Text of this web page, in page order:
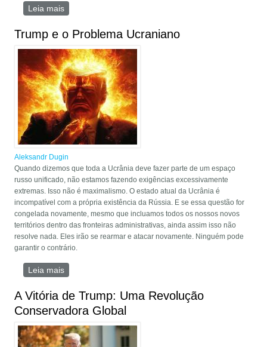
Leia mais
Trump e o Problema Ucraniano
Aleksandr Dugin
Quando dizemos que toda a Ucrânia deve fazer parte de um espaço
russo unificado, não estamos fazendo exigências excessivamente
extremas. Isso não é maximalismo. O estado atual da Ucrânia é
incompatível com a própria existência da Rússia. E se essa questão for
congelada novamente, mesmo que incluamos todos os nossos novos
territórios dentro das fronteiras administrativas, ainda assim isso não
resolve nada. Eles irão se rearmar e atacar novamente. Ninguém pode
garantir o contrário.
Leia mais
A Vitória de Trump: Uma Revolução
Conservadora Global